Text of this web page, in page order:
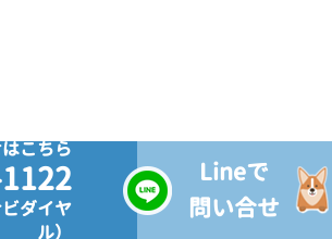
こちら
ダイヤ
ル）
Lineで
問い合せ